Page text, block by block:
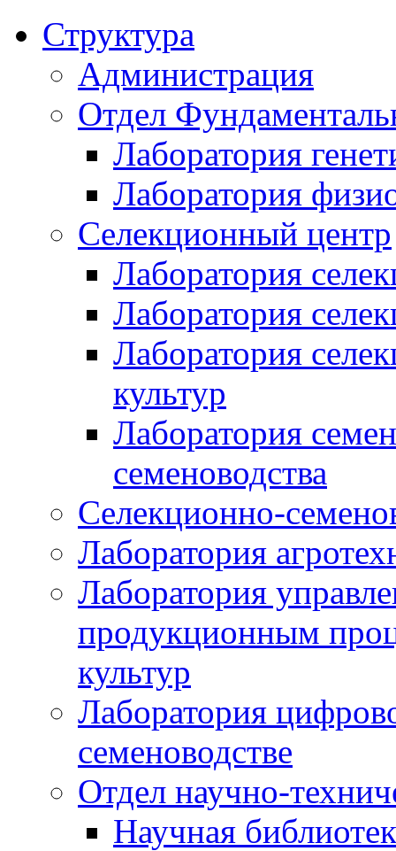
Структура
Администрация
Отдел
Лаборатория
Лаборатория
Селекционный центр
Лаборатория
Лаборатория
Лаборатория
культур
Лаборатория
семеноводства
Селекционно-
Лаборатория
Лаборатория
продукционным
культур
Лаборатория
семеноводстве
Отдел научно-
Научная